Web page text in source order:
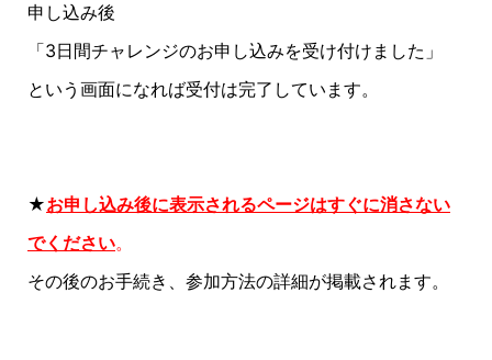
申し込み後
「3日間チャレンジのお申し込みを受け付けました」
という画面になれば受付は完了しています。
★お申し込み後に表示されるページはすぐに消さない
でください。
その後のお手続き、参加方法の詳細が掲載されます。